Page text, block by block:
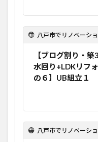
八戸市でリノベーションをす
【ブログ割り・築
水回り+LDKリフ
の６】UB組立１
八戸市でリノベーションをす